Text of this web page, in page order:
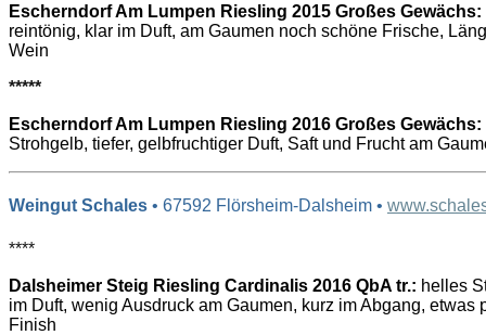
Escherndorf Am Lumpen Riesling 2015 Großes Gewächs:
reintönig, klar im Duft, am Gaumen noch schöne Frische,
Wein
*****
Escherndorf Am Lumpen Riesling 2016 Großes Gewächs:
Strohgelb, tiefer, gelbfruchtiger Duft, Saft und Frucht am
Weingut Schales • 67592 Flörsheim-Dalsheim •
****
Dalsheimer Steig Riesling Cardinalis 2016 QbA tr.: helles
im Duft, wenig Ausdruck am Gaumen, kurz im Abgang, etwas
Finish